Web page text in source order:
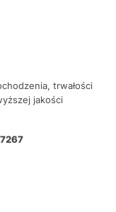
trwałości
jakości